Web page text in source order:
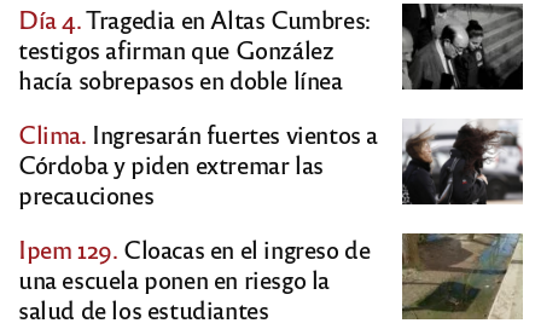
Día 4.Tragedia en Altas Cumbres:
testigos afirman que González
hacía sobrepasos en doble línea
Clima. Ingresarán fuertes vientos a
Córdoba y piden extremar las
precauciones
Ipem 129. Cloacas en el ingreso de
una escuela ponen en riesgo la
salud de los estudiantes